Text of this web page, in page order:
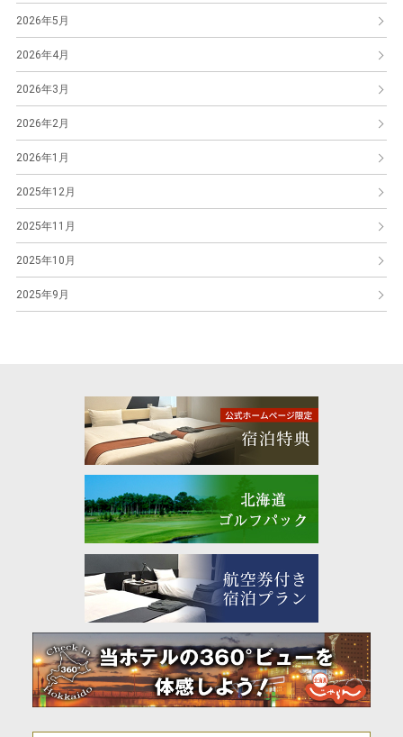
2026年5月
2026年4月
2026年3月
2026年2月
2026年1月
2025年12月
2025年11月
2025年10月
2025年9月